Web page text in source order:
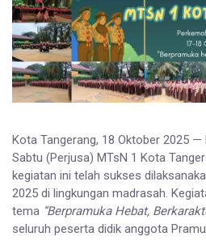
Kota Tangerang, 18 Oktober 2025
Sabtu (Perjusa) MTsN 1 Kota
kegiatan ini telah sukses
2025 di lingkungan madrasah.
tema “Berpramuka Hebat,
seluruh peserta didik anggota